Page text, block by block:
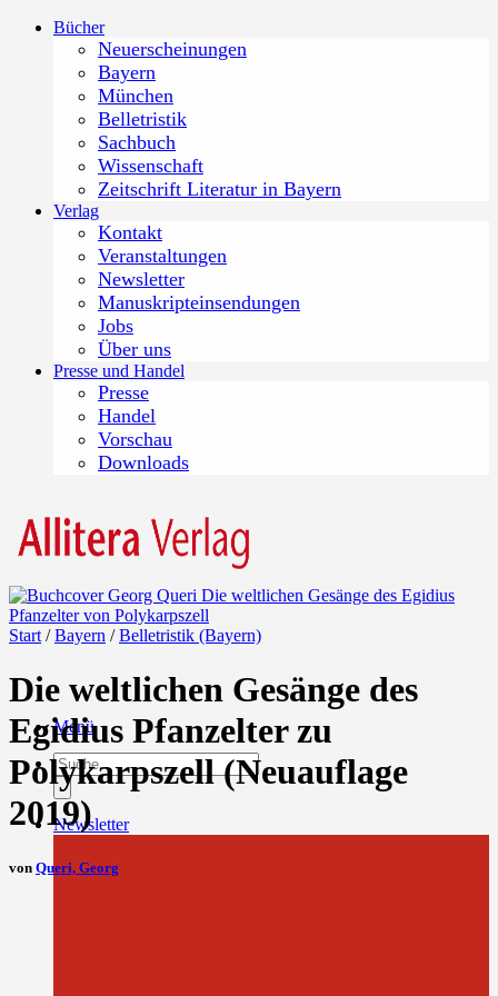
Zum
Bücher
Neuerscheinungen
Bayern
München
Belletristik
Sachbuch
Wissenschaft
Zeitschrift Literatur in Bayern
Verlag
Kontakt
Veranstaltungen
Newsletter
Manuskripteinsendungen
Jobs
Über uns
Presse und Handel
Presse
Handel
Vorschau
Downloads
Menü
Products
search
Newsletter
Start / Bayern / Belletristik (Bayern)
Die weltlichen Gesänge des
Egidius Pfanzelter zu
Polykarpszell (Neuauflage
2019)
von Queri, Georg